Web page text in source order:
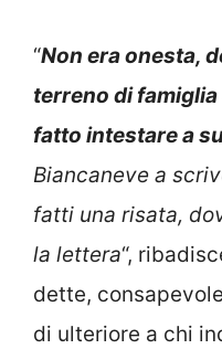
“Non era onesta,
terreno di
fatto intestare a
Biancaneve a
fatti una risata,
la lettera“,
dette,
di ulteriore a chi